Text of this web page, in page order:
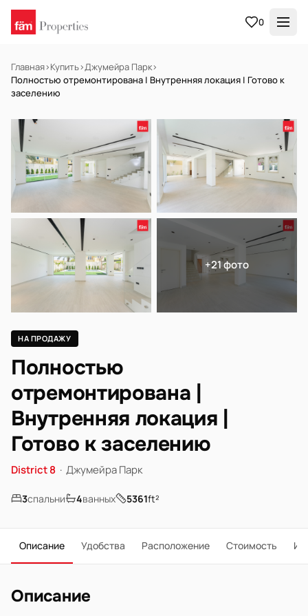
0
Главная›Купить›Джумейра Парк›
Полностью отремонтирована | Внутренняя локация | Готово к
заселению
Готов к заселению
+21 фото
НА ПРОДАЖУ
Полностью
отремонтирована |
Внутренняя локация |
Готово к заселению
District 8 · Джумейра Парк
3спальни 4ванных 5361ft²
Описание Удобства Расположение Стоимость
Описание